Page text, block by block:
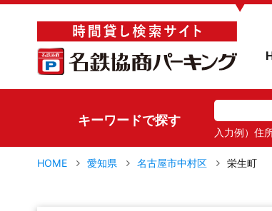
▼
キーワードで探す
入力例）住
HOME 愛知県 名古屋市中村区 栄生町